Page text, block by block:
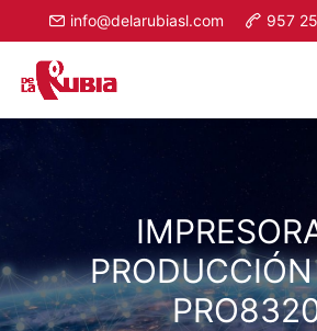
al
contenido
info@delarubiasl.com 957